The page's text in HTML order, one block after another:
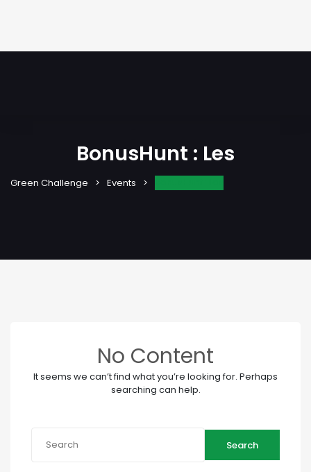
BonusHunt : Les
Green Challenge Events
No Content
It seems we can’t find what you’re looking for. Perhaps
searching can help.
Search